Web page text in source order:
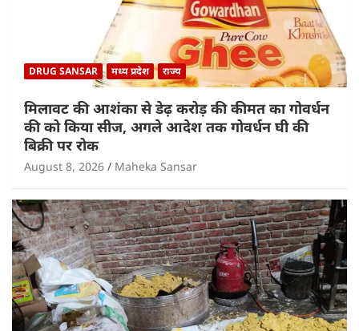
DRUG SANSAR मध्य प्रदेश राज्य
मिलावट की आशंका से डेढ़ करोड़ की कीमत का गोवर्धन
की को किया सीज, अगले आदेश तक गोवर्धन घी की
बिक्री पर रोक
August 8, 2026 Maheka Sansar